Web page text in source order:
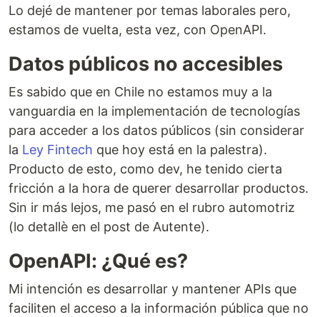
Lo dejé de mantener por temas laborales pero,
estamos de vuelta, esta vez, con OpenAPI.
Datos públicos no accesibles
Es sabido que en Chile no estamos muy a la
vanguardia en la implementación de tecnologías
para acceder a los datos públicos (sin considerar
la Ley Fintech que hoy está en la palestra).
Producto de esto, como dev, he tenido cierta
fricción a la hora de querer desarrollar productos.
Sin ir más lejos, me pasó en el rubro automotriz
(lo detallè en el post de Autente).
OpenAPI: ¿Qué es?
Mi intención es desarrollar y mantener APIs que
faciliten el acceso a la información pública que no